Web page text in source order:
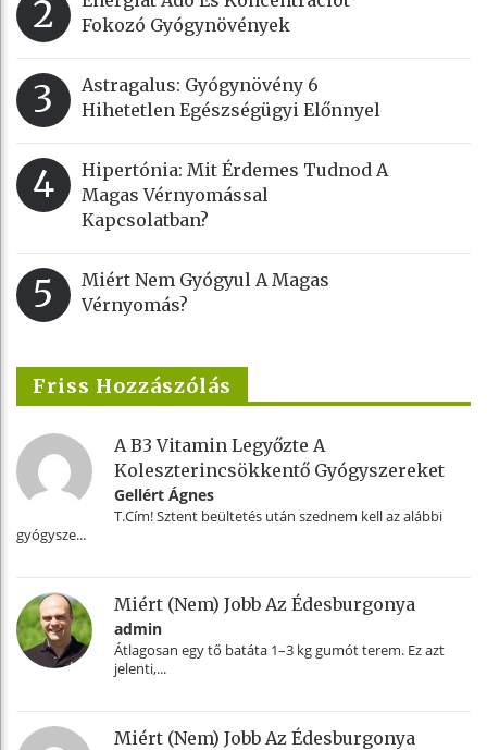
2
Fokozó Gyógynövények
3
Astragalus: Gyógynövény 6
Hihetetlen Egészségügyi Előnnyel
4
Hipertónia: Mit Érdemes Tudnod A
Magas Vérnyomással
Kapcsolatban?
5
Miért Nem Gyógyul A Magas
Vérnyomás?
Friss Hozzászólás
A B3 Vitamin Legyőzte A
Koleszterincsökkentő Gyógyszereket
Gellért Ágnes
T.Cím! Sztent beültetés után szednem kell az alábbi
gyógysze...
Miért (nem) Jobb Az Édesburgonya
admin
Átlagosan egy tő batáta 1–3 kg gumót terem. Ez azt
jelenti,...
Miért (nem) Jobb Az Édesburgonya